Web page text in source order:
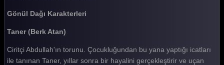
Gönül Dağı 156. Bölüm
Gönül Dağı Karakterleri
Taner (Berk Atan)
Ciritçi Abdullah'ın torunu. Çocukluğundan bu yana yaptığı icatları
ile tanınan Taner, yıllar sonra bir hayalini gerçekleştirir ve uçan